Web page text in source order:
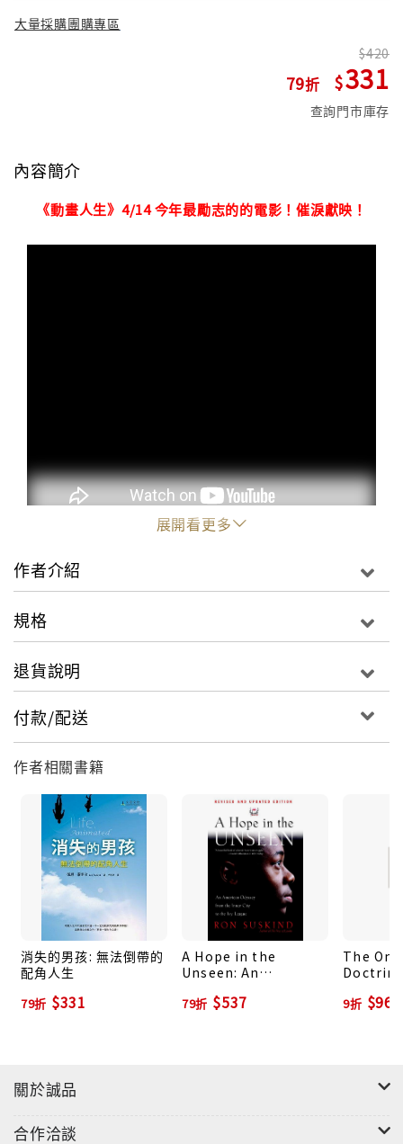
大量採購團購專區
79
420
331
查詢門市庫存
內容簡介
《動畫人生》4/14 今年最勵志的的電影！催淚獻映！
想像一下，如果你的小孩只會模仿迪士尼動畫中人物的
動作、情感和對白來跟大家互動，會是什麼景況？是奇
幻故事？還是惡夢一場？
者榮恩．蘇斯金與自信的妻子柯妮莉亞的兒子。
美國有兩百萬名自閉症患者，他們各異其趣，各有各的
天賦和障礙，當中許多潛在能力遭到忽視。歐文和家人
踏上不可逆轉的旅程，在黑暗中他們需仰賴故事才能生
存下去。
求生故事的開端是，在歐文將滿3歲之際，外表看似正常
且多話的孩子，突然變得沉默，不吃、不睡又哭個不
停；唯一慰藉是發病前喜歡的迪士尼動畫。歐文憑藉聲
音，將幾十部動畫牢記於腦海。故事接下來出現連串驚
人突破，父母開始運用動畫對白來與消失的兒子溝通。
但他理解對白的意涵嗎？
子」，一頭栽進「愛麗絲夢遊仙境的兔子洞」；但過沒
不化身為動畫角色，被迫沉思動畫對白的深層意義——
展開看更多
作者介紹
規格
退貨說明
付款/配送
作者相關書籍
消失的男孩: 無法倒帶的
配角人生
79折 $331
A Hope in the
Unseen: An
from the Inner City
79折 $537
The
9折 $967
關於誠品
合作洽談